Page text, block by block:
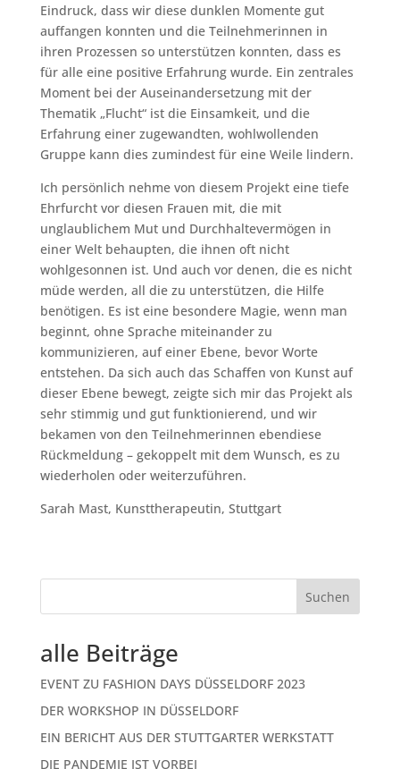
Eindruck, dass wir diese dunklen Momente gut
auffangen konnten und die Teilnehmerinnen in
ihren Prozessen so unterstützen konnten, dass es
für alle eine positive Erfahrung wurde. Ein zentrales
Moment bei der Auseinandersetzung mit der
Thematik „Flucht“ ist die Einsamkeit, und die
Erfahrung einer zugewandten, wohlwollenden
Gruppe kann dies zumindest für eine Weile lindern.
Ich persönlich nehme von diesem Projekt eine tiefe
Ehrfurcht vor diesen Frauen mit, die mit
unglaublichem Mut und Durchhaltevermögen in
einer Welt behaupten, die ihnen oft nicht
wohlgesonnen ist. Und auch vor denen, die es nicht
müde werden, all die zu unterstützen, die Hilfe
benötigen. Es ist eine besondere Magie, wenn man
beginnt, ohne Sprache miteinander zu
kommunizieren, auf einer Ebene, bevor Worte
entstehen. Da sich auch das Schaffen von Kunst auf
dieser Ebene bewegt, zeigte sich mir das Projekt als
sehr stimmig und gut funktionierend, und wir
bekamen von den Teilnehmerinnen ebendiese
Rückmeldung – gekoppelt mit dem Wunsch, es zu
wiederholen oder weiterzuführen.
Sarah Mast, Kunsttherapeutin, Stuttgart
Suchen
alle Beiträge
EVENT ZU FASHION DAYS DÜSSELDORF 2023
DER WORKSHOP IN DÜSSELDORF
EIN BERICHT AUS DER STUTTGARTER WERKSTATT
DIE PANDEMIE IST VORBEI